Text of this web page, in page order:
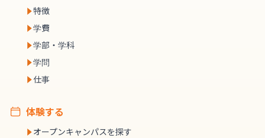
特徴
学費
学部・学科
学問
仕事
体験する
オープンキャンパスを探す